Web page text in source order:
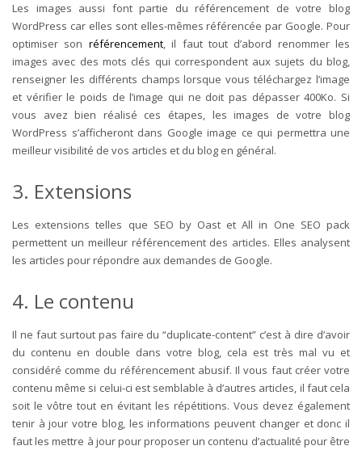
Les images aussi font partie du référencement de votre blog
WordPress car elles sont elles-mêmes référencée par Google. Pour
optimiser son référencement, il faut tout d’abord renommer les
images avec des mots clés qui correspondent aux sujets du blog,
renseigner les différents champs lorsque vous téléchargez l’image
et vérifier le poids de l’image qui ne doit pas dépasser 400Ko. Si
vous avez bien réalisé ces étapes, les images de votre blog
WordPress s’afficheront dans Google image ce qui permettra une
meilleur visibilité de vos articles et du blog en général.
3. Extensions
Les extensions telles que SEO by Oast et All in One SEO pack
permettent un meilleur référencement des articles. Elles analysent
les articles pour répondre aux demandes de Google.
4. Le contenu
Il ne faut surtout pas faire du “duplicate-content” c’est à dire d’avoir
du contenu en double dans votre blog, cela est très mal vu et
considéré comme du référencement abusif. Il vous faut créer votre
contenu même si celui-ci est semblable à d’autres articles, il faut cela
soit le vôtre tout en évitant les répétitions. Vous devez également
tenir à jour votre blog, les informations peuvent changer et donc il
faut les mettre à jour pour proposer un contenu d’actualité pour être